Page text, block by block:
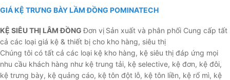
GIÁ KỆ TRƯNG BÀY LẦM ĐỒNG POMINATECH
KỆ SIÊU THỊ LÂM ĐỒNGĐơn vị Sản xuất và phân phối Cung cấp tất
cả các loại giá kệ & thiết bị cho kho hàng, siêu thị
Chúng tôi có tất cả các loại kệ kho hàng, kệ siêu thị đáp ứng mọi
nhu cầu khách hàng như kệ trung tải, kệ selective, kệ đơn, kệ đôi,
kệ trưng bày, kệ quảng cáo, kệ tôn đột lỗ, kệ tôn liền, kệ rổ mì, kệ